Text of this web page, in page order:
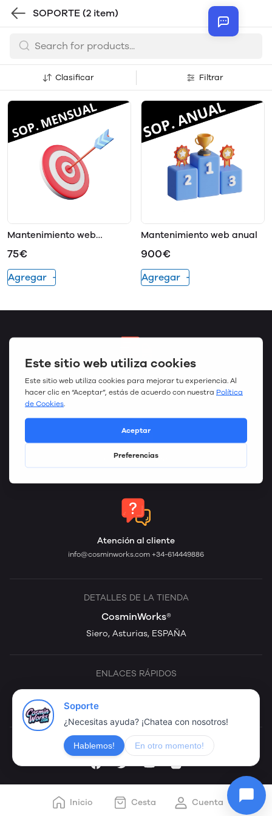
SOPORTE (2 item)
Clasificar Filtrar
Mantenimiento web
75€
Agregar
Mantenimiento web anual
900€
Agregar
Envío Gratis
La entrega se realizará dentro de: 5-10 days
Opciones de pago
Atención al cliente
info@cosminworks.com +34-614449886
DETALLES DE LA TIENDA
CosminWorks®
Siero, Asturias, ESPAÑA
ENLACES RÁPIDOS
Términos & Condiciones
SÍGUENOS
Inicio Cesta Cuenta